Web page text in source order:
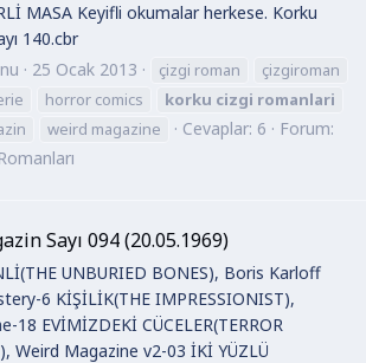
MASA Keyifli okumalar herkese. Korku
140.cbr
25 Ocak 2013 çizgi roman
çizgiroman
horror comics korku cizgi romanlari
weird magazine Cevaplar: 6
Forum:
Sayı 094 (20.05.1969)
UNBURIED BONES), Boris Karloff
6 KİŞİLİK(THE IMPRESSIONIST),
18 EVİMİZDEKİ CÜCELER(TERROR
Weird Magazine v2-03 İKİ YÜZLÜ